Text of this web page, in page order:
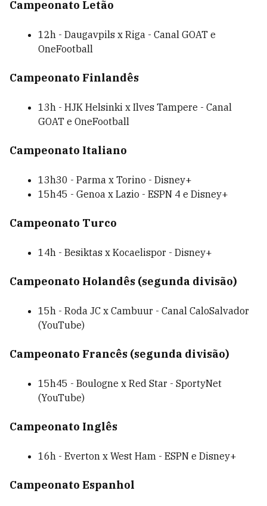
Campeonato Letão
12h - Daugavpils x Riga - Canal GOAT e
OneFootball
Campeonato Finlandês
13h - HJK Helsinki x Ilves Tampere - Canal
GOAT e OneFootball
Campeonato Italiano
13h30 - Parma x Torino - Disney+
15h45 - Genoa x Lazio - ESPN 4 e Disney+
Campeonato Turco
14h - Besiktas x Kocaelispor - Disney+
Campeonato Holandês (segunda divisão)
15h - Roda JC x Cambuur - Canal CaloSalvador
(YouTube)
Campeonato Francês (segunda divisão)
15h45 - Boulogne x Red Star - SportyNet
(YouTube)
Campeonato Inglês
16h - Everton x West Ham - ESPN e Disney+
Campeonato Espanhol